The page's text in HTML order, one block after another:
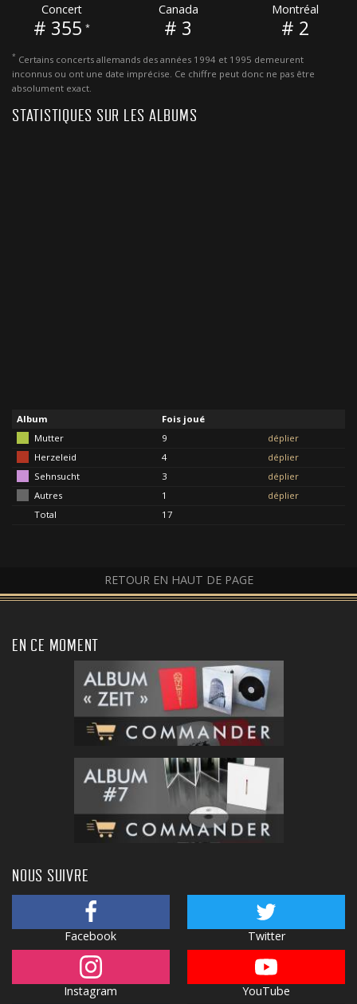
Concert
# 355 *
Canada
# 3
Montréal
# 2
* Certains concerts allemands des années 1994 et 1995 demeurent
inconnus ou ont une date imprécise. Ce chiffre peut donc ne pas être
absolument exact.
STATISTIQUES SUR LES ALBUMS
Album
Fois joué
Mutter
9
déplier
Herzeleid
4
déplier
Sehnsucht
3
déplier
Autres
1
déplier
Total
17
RETOUR EN HAUT DE PAGE
EN CE MOMENT
NOUS SUIVRE
Facebook Twitter
Instagram YouTube